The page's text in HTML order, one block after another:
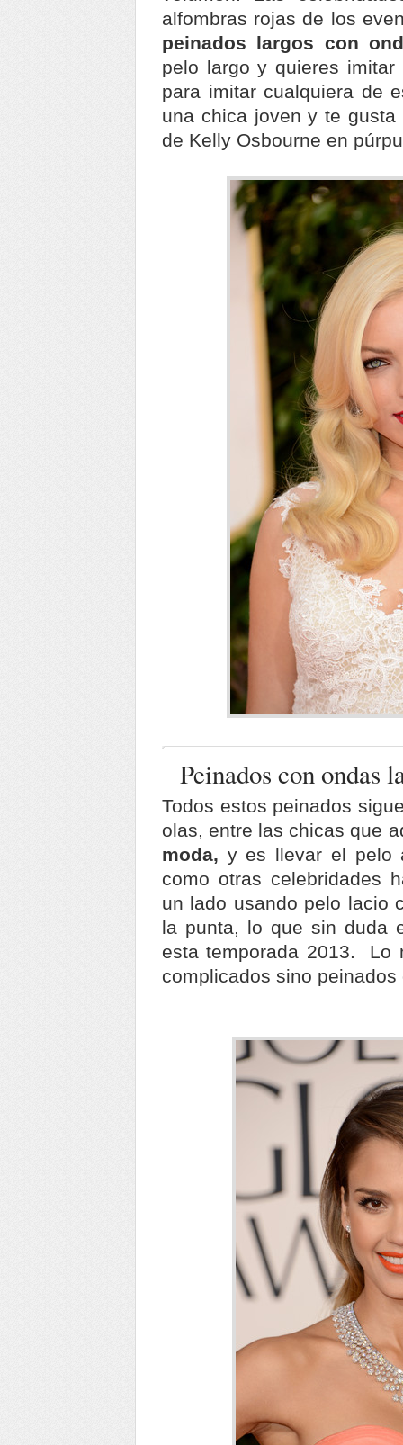
alfombras rojas de los
peinados largos con
pelo largo y quieres
para imitar cualquiera de
una chica joven y te
de Kelly Osbourne en
Peinados con ondas
Todos estos peinados
olas, entre las chicas que
moda, y es llevar el pelo
como otras celebridades
un lado usando pelo lacio
la punta, lo que sin duda
esta temporada 2013. Lo
complicados sino